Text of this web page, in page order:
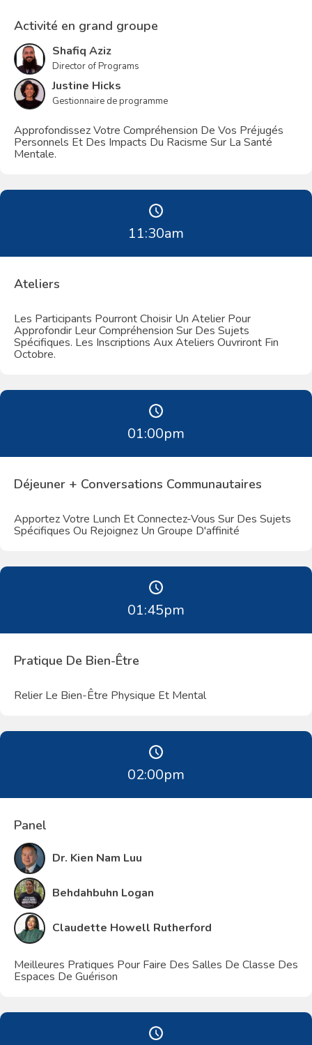
Activité en grand groupe
Shafiq Aziz
Director of Programs
Justine Hicks
Gestionnaire de programme
Approfondissez Votre Compréhension De Vos Préjugés
Personnels Et Des Impacts Du Racisme Sur La Santé
Mentale.
11:30am
Ateliers
Les Participants Pourront Choisir Un Atelier Pour
Approfondir Leur Compréhension Sur Des Sujets
Spécifiques. Les Inscriptions Aux Ateliers Ouvriront Fin
Octobre.
01:00pm
Déjeuner + Conversations Communautaires
Apportez Votre Lunch Et Connectez-Vous Sur Des Sujets
Spécifiques Ou Rejoignez Un Groupe D'affinité
01:45pm
Pratique De Bien-Être
Relier Le Bien-Être Physique Et Mental
02:00pm
Panel
Dr. Kien Nam Luu
Behdahbuhn Logan
Claudette Howell Rutherford
Meilleures Pratiques Pour Faire Des Salles De Classe Des
Espaces De Guérison